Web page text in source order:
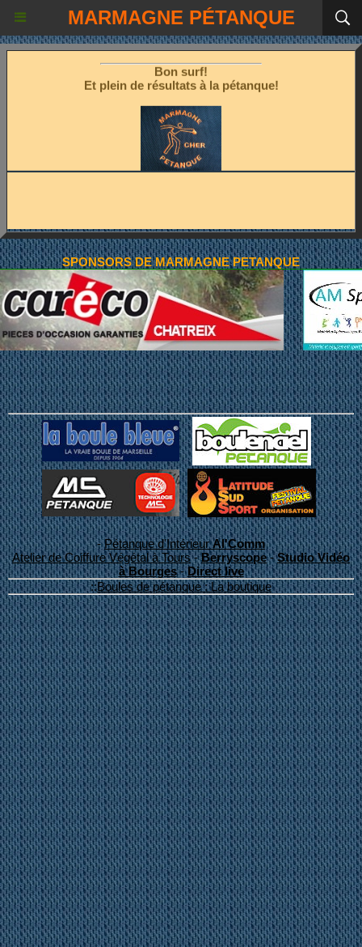
MARMAGNE PÉTANQUE
Les fêtes étant terminées!
Place à la pétanque!
Bon surf!
Et plein de résultats à la pétanque!
SPONSORS DE MARMAGNE PETANQUE
-Pétanque d'IntérieurAl'Comm
Atelier de Coiffure Végétal à Tours-Berryscope-Studio Vidéo
à Bourges-Direct live
::Boules de pétanque : La boutique